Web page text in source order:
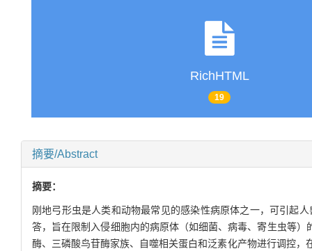
RichHTML
19
摘要/Abstract
摘要：
刚地弓形虫是人类和动物最常见的感染性病原体之一，可引起
答，旨在限制入侵细胞内的病原体（如细菌、病毒、寄生虫等
酶、三磷酸鸟苷酶家族、自噬相关蛋白和泛素化产物进行调控